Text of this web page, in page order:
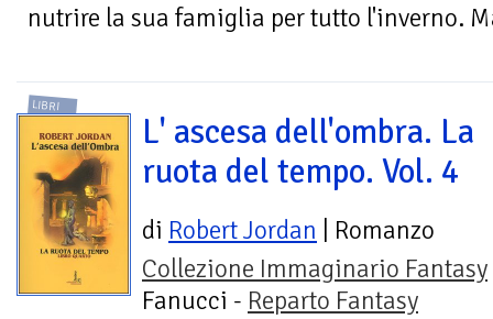
nutrire la sua famiglia per tutto l'inverno.
LIBRI
L' ascesa dell'ombra. La
ruota del tempo. Vol. 4
di Robert Jordan | Romanzo
Collezione Immaginario Fantasy
Fanucci - Reparto Fantasy